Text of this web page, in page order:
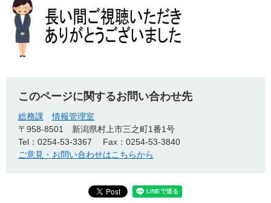
このページに関するお問い合わせ先
総務課
情報管理室
〒958-8501
新潟県村上市三之町1番1号
Tel：0254-53-3367
Fax：0254-53-3840
ご意見・お問い合わせはこちらから